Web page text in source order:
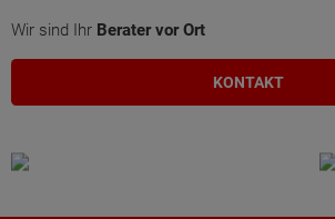
Wir sind Ihr Berater vor Ort
KONTAKT